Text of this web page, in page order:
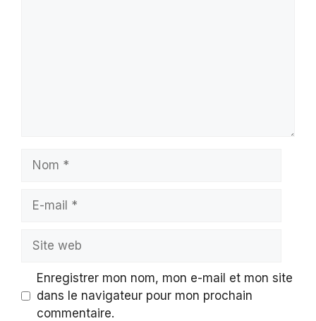
mail
web
Enregistrer mon nom, mon e-mail et mon site
dans le navigateur pour mon prochain
commentaire.